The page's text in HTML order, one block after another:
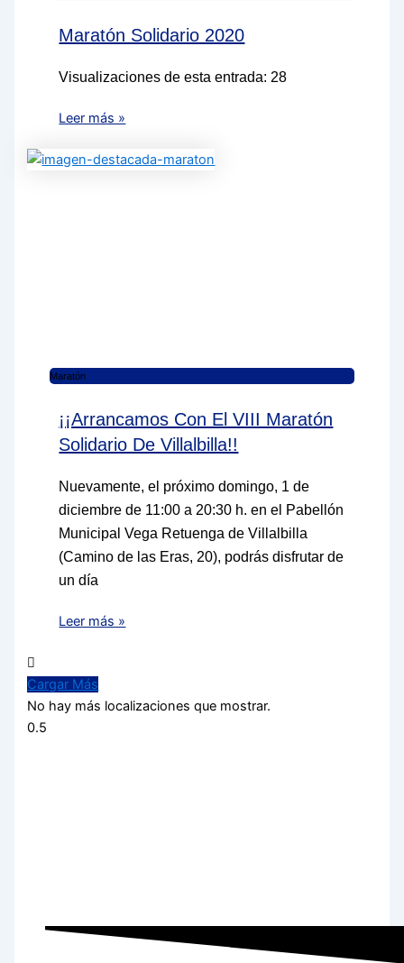
Maratón Solidario 2020
Visualizaciones de esta entrada: 28
Leer más »
Maratón
¡¡Arrancamos Con El VIII Maratón
Solidario De Villalbilla!!
Nuevamente, el próximo domingo, 1 de
diciembre de 11:00 a 20:30 h. en el Pabellón
Municipal Vega Retuenga de Villalbilla
(Camino de las Eras, 20), podrás disfrutar de
un día
Leer más »
Cargar Más
No hay más localizaciones que mostrar.